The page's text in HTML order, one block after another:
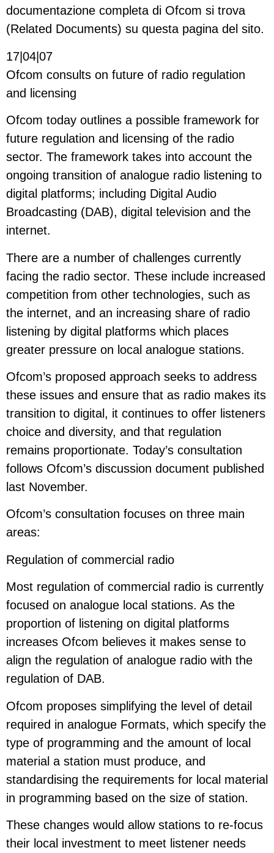
documentazione completa di Ofcom si trova
(Related Documents) su questa pagina del sito.
17|04|07
Ofcom consults on future of radio regulation
and licensing
Ofcom today outlines a possible framework for
future regulation and licensing of the radio
sector. The framework takes into account the
ongoing transition of analogue radio listening to
digital platforms; including Digital Audio
Broadcasting (DAB), digital television and the
internet.
There are a number of challenges currently
facing the radio sector. These include increased
competition from other technologies, such as
the internet, and an increasing share of radio
listening by digital platforms which places
greater pressure on local analogue stations.
Ofcom’s proposed approach seeks to address
these issues and ensure that as radio makes its
transition to digital, it continues to offer listeners
choice and diversity, and that regulation
remains proportionate. Today’s consultation
follows Ofcom’s discussion document published
last November.
Ofcom’s consultation focuses on three main
areas:
Regulation of commercial radio
Most regulation of commercial radio is currently
focused on analogue local stations. As the
proportion of listening on digital platforms
increases Ofcom believes it makes sense to
align the regulation of analogue radio with the
regulation of DAB.
Ofcom proposes simplifying the level of detail
required in analogue Formats, which specify the
type of programming and the amount of local
material a station must produce, and
standardising the requirements for local material
in programming based on the size of station.
These changes would allow stations to re-focus
their local investment to meet listener needs